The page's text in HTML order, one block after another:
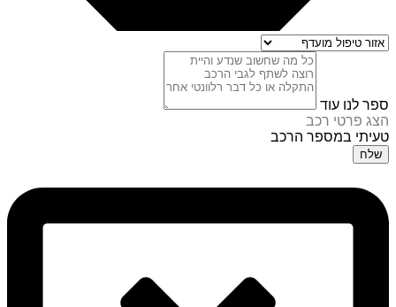
ספר לנו עוד
הצג פרטי רכב
טעיתי במספר הרכב
שלח